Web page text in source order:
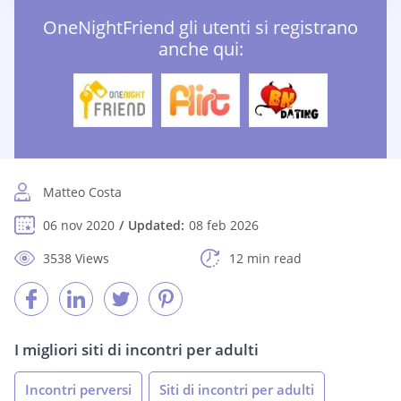
OneNightFriend gli utenti si registrano
anche qui:
Matteo Costa
06 nov 2020
Updated: 08 feb 2026
3538 Views
12 min read
I migliori siti di incontri per adulti
Incontri perversi Siti di incontri per adulti